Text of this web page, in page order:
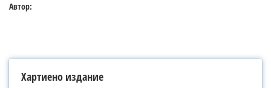
Автор:
Хартиено издание